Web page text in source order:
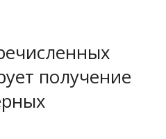
получение